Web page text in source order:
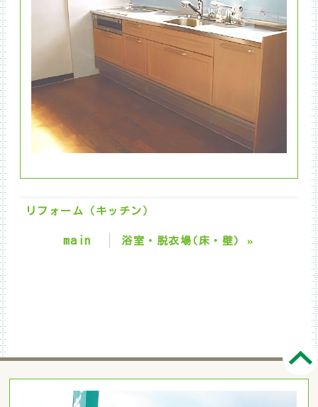
リフォーム（キッチン）
main 浴室・脱衣場(床・壁) »